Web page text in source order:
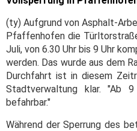
(ty) Aufgrund von Asphalt-
Pfaffenhofen die
Juli, von 6.30 Uhr bis 9 Uhr
werden. Das wurde aus dem
Durchfahrt ist in diesem
Stadtverwaltung klar. "Ab
befahrbar."
Während der Sperrung des